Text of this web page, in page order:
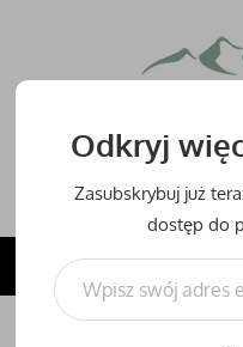
treści
Bieszczady
inne
NAVIGATION
Odkryj
Zasubskrybuj już
dostęp do
Wpisz swój adres e-mail…